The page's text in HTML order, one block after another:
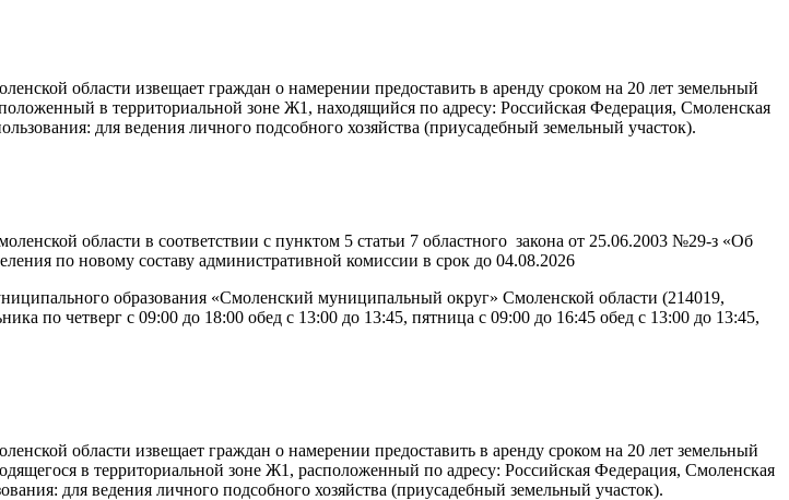
области извещает граждан о намерении предоставить в аренду сроком на 20 лет земельный
в территориальной зоне Ж1, находящийся по адресу: Российская Федерация, Смоленская
для ведения личного подсобного хозяйства (приусадебный земельный участок).
области в соответствии с пунктом 5 статьи 7 областного закона от 25.06.2003 №29-з «Об
по новому составу административной комиссии в срок до 04.08.2026
образования «Смоленский муниципальный округ» Смоленской области (214019,
по четверг с 09:00 до 18:00 обед с 13:00 до 13:45, пятница с 09:00 до 16:45 обед с 13:00 до 13:45,
области извещает граждан о намерении предоставить в аренду сроком на 20 лет земельный
в территориальной зоне Ж1, расположенный по адресу: Российская Федерация, Смоленская
для ведения личного подсобного хозяйства (приусадебный земельный участок).